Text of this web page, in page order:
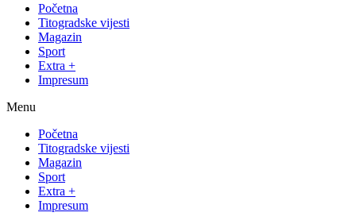
Početna
Titogradske vijesti
Magazin
Sport
Extra +
Impresum
Menu
Početna
Titogradske vijesti
Magazin
Sport
Extra +
Impresum